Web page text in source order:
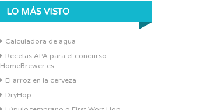
LO MÁS VISTO
Calculadora de agua
Recetas APA para el concurso
HomeBrewer.es
El arroz en la cerveza
DryHop